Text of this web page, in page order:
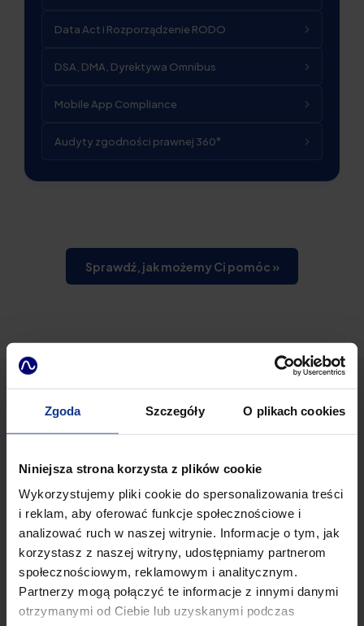
Zgoda Szczegóły O plikach cookies
Niniejsza strona korzysta z plików cookie
Wykorzystujemy pliki cookie do spersonalizowania treści
i reklam, aby oferować funkcje społecznościowe i
analizować ruch w naszej witrynie. Informacje o tym, jak
korzystasz z naszej witryny, udostępniamy partnerom
społecznościowym, reklamowym i analitycznym.
Partnerzy mogą połączyć te informacje z innymi danymi
otrzymanymi od Ciebie lub uzyskanymi podczas
Data Act i Rozporządzenie RODO
DSA, DMA, Dyrektywa Omnibus
Mobile App Compliance
Audyty zgodności prawnej 360°
Sprawdź, jak możemy Ci pomóc »
PUBLIKACJE